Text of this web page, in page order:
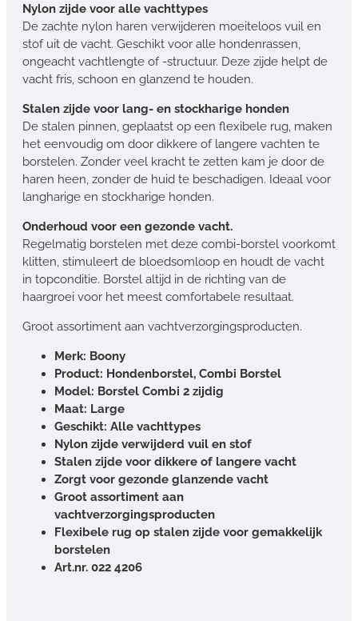
Nylon zijde voor alle vachttypes
De zachte nylon haren verwijderen moeiteloos vuil en
stof uit de vacht. Geschikt voor alle hondenrassen,
ongeacht vachtlengte of -structuur. Deze zijde helpt de
vacht fris, schoon en glanzend te houden.
Stalen zijde voor lang- en stockharige honden
De stalen pinnen, geplaatst op een flexibele rug, maken
het eenvoudig om door dikkere of langere vachten te
borstelen. Zonder veel kracht te zetten kam je door de
haren heen, zonder de huid te beschadigen. Ideaal voor
langharige en stockharige honden.
Onderhoud voor een gezonde vacht.
Regelmatig borstelen met deze combi-borstel voorkomt
klitten, stimuleert de bloedsomloop en houdt de vacht
in topconditie. Borstel altijd in de richting van de
haargroei voor het meest comfortabele resultaat.
Groot assortiment aan vachtverzorgingsproducten.
Merk: Boony
Product: Hondenborstel, Combi Borstel
Model: Borstel Combi 2 zijdig
Maat: Large
Geschikt: Alle vachttypes
Nylon zijde verwijderd vuil en stof
Stalen zijde voor dikkere of langere vacht
Zorgt voor gezonde glanzende vacht
Groot assortiment aan
vachtverzorgingsproducten
Flexibele rug op stalen zijde voor gemakkelijk
borstelen
Art.nr. 022 4206